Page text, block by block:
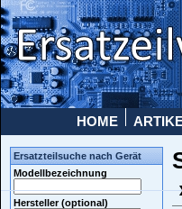
HOME
Ersatzteilsuche nach Gerät
Modellbezeichnung
Hersteller (optional)